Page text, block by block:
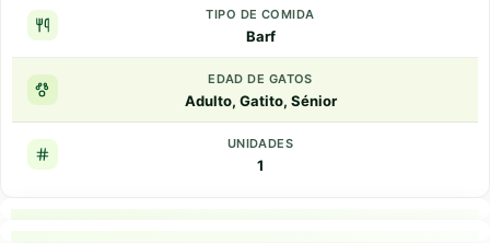
TIPO DE COMIDA
Barf
EDAD DE GATOS
Adulto, Gatito, Sénior
UNIDADES
1